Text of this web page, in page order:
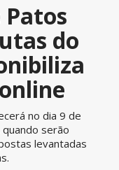
do
no dia 9 de
serão
levantadas